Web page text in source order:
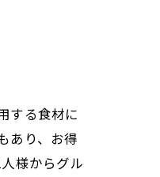
する食材に
あり、お得
様からグル